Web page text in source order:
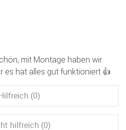
mit Montage haben wir
es hat alles gut funktioniert 👍
(0)
hilfreich (0)